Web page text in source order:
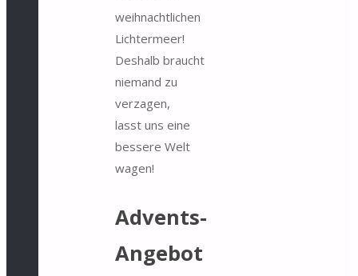
weihnachtlichen
Lichtermeer!
Deshalb braucht
niemand zu
verzagen,
lasst uns eine
bessere Welt
wagen!
Advents-
Angebot